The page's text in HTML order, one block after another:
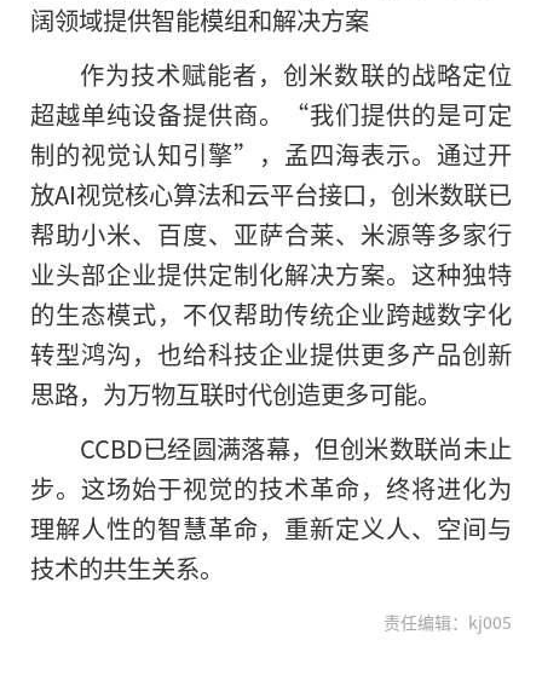
阔领域提供智能模组和解决方案
作为技术赋能者，创米数联的战略定位
超越单纯设备提供商。“我们提供的是可定
制的视觉认知引擎”，孟四海表示。通过开
放AI视觉核心算法和云平台接口，创米数联已
帮助小米、百度、亚萨合莱、米源等多家行
业头部企业提供定制化解决方案。这种独特
的生态模式，不仅帮助传统企业跨越数字化
转型鸿沟，也给科技企业提供更多产品创新
思路，为万物互联时代创造更多可能。
CCBD已经圆满落幕，但创米数联尚未止
步。这场始于视觉的技术革命，终将进化为
理解人性的智慧革命，重新定义人、空间与
技术的共生关系。
责任编辑：kj005